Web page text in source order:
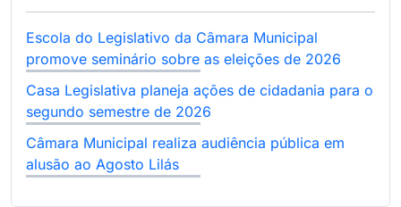
Escola do Legislativo da Câmara Municipal
promove seminário sobre as eleições de 2026
Casa Legislativa planeja ações de cidadania para o
segundo semestre de 2026
Câmara Municipal realiza audiência pública em
alusão ao Agosto Lilás